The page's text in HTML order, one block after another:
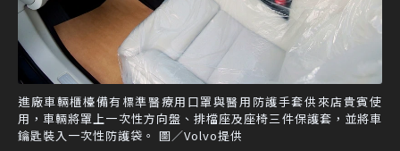
進廠車輛櫃檯備有標準醫療用口罩與醫用防護手套供來店貴賓使
用，車輛將罩上一次性方向盤、排檔座及座椅三件保護套，並將車
鑰匙裝入一次性防護袋。 圖／Volvo提供